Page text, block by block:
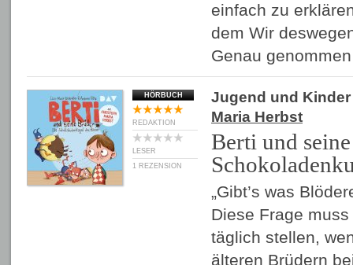
einfach zu
dem Wir
Genau
HÖRBUCH
REDAKTION
LESER
1 REZENSION
Jugend und Kinder
Maria Herbst
Berti und
„Gibt’s was
Diese Frage
täglich stellen,
älteren Brüdern